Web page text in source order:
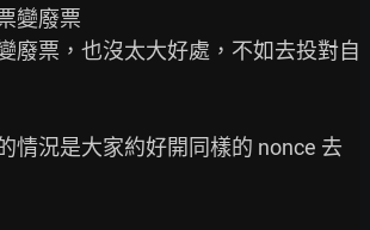
變廢票
廢票，也沒太大好處，不如去投對自
情況是大家約好開同樣的 nonce 去